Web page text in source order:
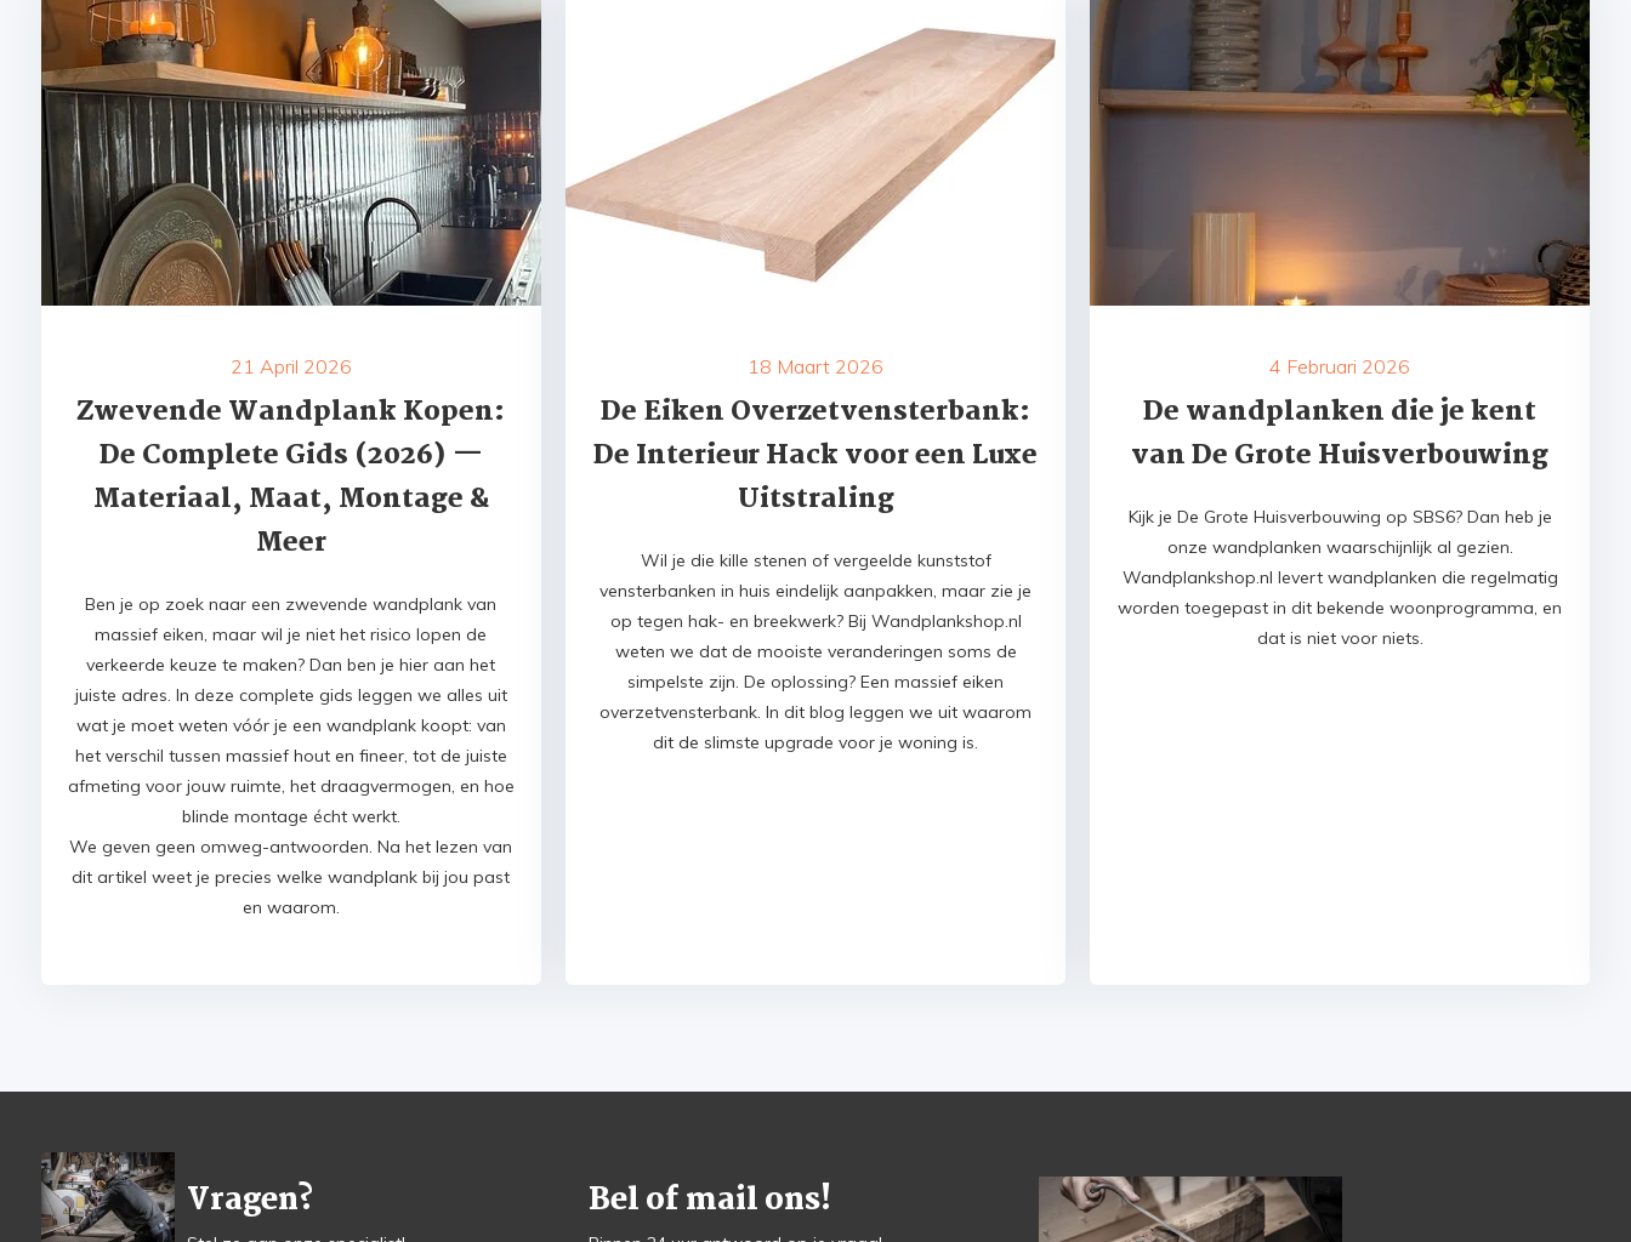
21 April 2026
Zwevende Wandplank Kopen:
De Complete Gids (2026) —
Materiaal, Maat, Montage &
Meer
Ben je op zoek naar een zwevende wandplank van
massief eiken, maar wil je niet het risico lopen de
verkeerde keuze te maken? Dan ben je hier aan het
juiste adres. In deze complete gids leggen we alles uit
wat je moet weten vóór je een wandplank koopt: van
het verschil tussen massief hout en fineer, tot de juiste
afmeting voor jouw ruimte, het draagvermogen, en hoe
blinde montage écht werkt.
We geven geen omweg-antwoorden. Na het lezen van
dit artikel weet je precies welke wandplank bij jou past
en waarom.
18 Maart 2026
De Eiken Overzetvensterbank:
De Interieur Hack voor een Luxe
Uitstraling
Wil je die kille stenen of vergeelde kunststof
vensterbanken in huis eindelijk aanpakken, maar zie je
op tegen hak- en breekwerk? Bij Wandplankshop.nl
weten we dat de mooiste veranderingen soms de
simpelste zijn. De oplossing? Een massief eiken
overzetvensterbank. In dit blog leggen we uit waarom
dit de slimste upgrade voor je woning is.
4 Februari 2026
De wandplanken die je kent
van De Grote Huisverbouwing
Kijk je De Grote Huisverbouwing op SBS6? Dan heb je
onze wandplanken waarschijnlijk al gezien.
Wandplankshop.nl levert wandplanken die regelmatig
worden toegepast in dit bekende woonprogramma, en
dat is niet voor niets.
Vragen? Bel of mail ons!